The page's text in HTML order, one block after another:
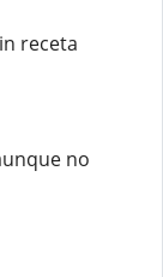
receta
no